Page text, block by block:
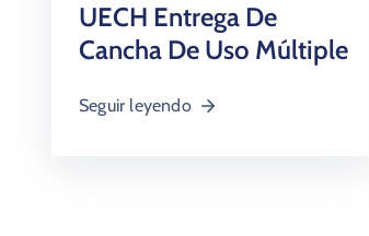
UECH Entrega De
Cancha De Uso Múltiple
Seguir leyendo